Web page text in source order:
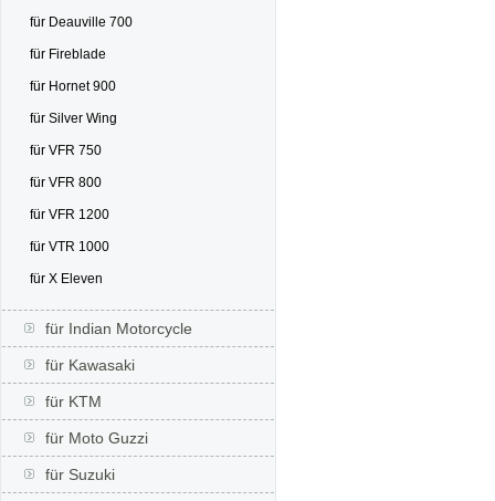
für Deauville 700
für Fireblade
für Hornet 900
für Silver Wing
für VFR 750
für VFR 800
für VFR 1200
für VTR 1000
für X Eleven
für Indian Motorcycle
für Kawasaki
für KTM
für Moto Guzzi
für Suzuki